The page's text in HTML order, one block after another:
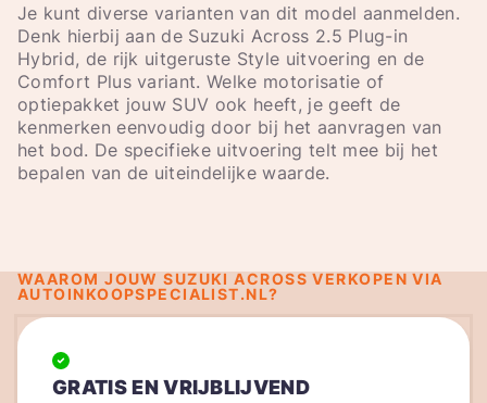
Je kunt diverse varianten van dit model aanmelden.
Denk hierbij aan de Suzuki Across 2.5 Plug-in
Hybrid, de rijk uitgeruste Style uitvoering en de
Comfort Plus variant. Welke motorisatie of
optiepakket jouw SUV ook heeft, je geeft de
kenmerken eenvoudig door bij het aanvragen van
het bod. De specifieke uitvoering telt mee bij het
bepalen van de uiteindelijke waarde.
WAAROM JOUW SUZUKI ACROSS VERKOPEN VIA
AUTOINKOOPSPECIALIST.NL?
GRATIS EN VRIJBLIJVEND